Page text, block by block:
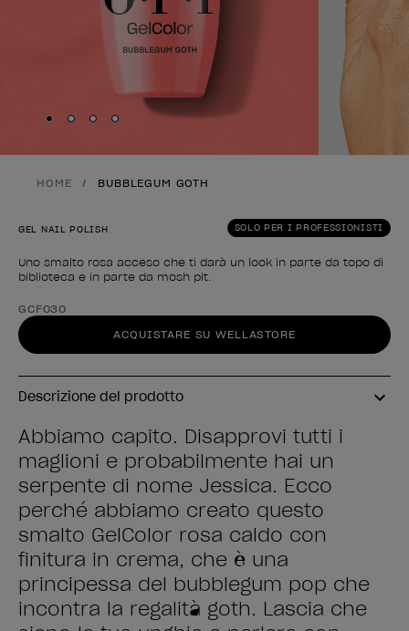
Skip to slide
Skip to slide
Skip to slide
Skip to slide
HOME BUBBLEGUM GOTH
SOLO PER I PROFESSIONISTI
GEL NAIL POLISH
Uno smalto rosa acceso che ti darà un look in parte da topo di
biblioteca e in parte da mosh pit.
Forma del prodotto
GCF030
ACQUISTARE SU WELLASTORE
Descrizione del prodotto
Abbiamo capito. Disapprovi tutti i
maglioni e probabilmente hai un
serpente di nome Jessica. Ecco
perché abbiamo creato questo
smalto GelColor rosa caldo con
finitura in crema, che è una
principessa del bubblegum pop che
incontra la regalità goth. Lascia che